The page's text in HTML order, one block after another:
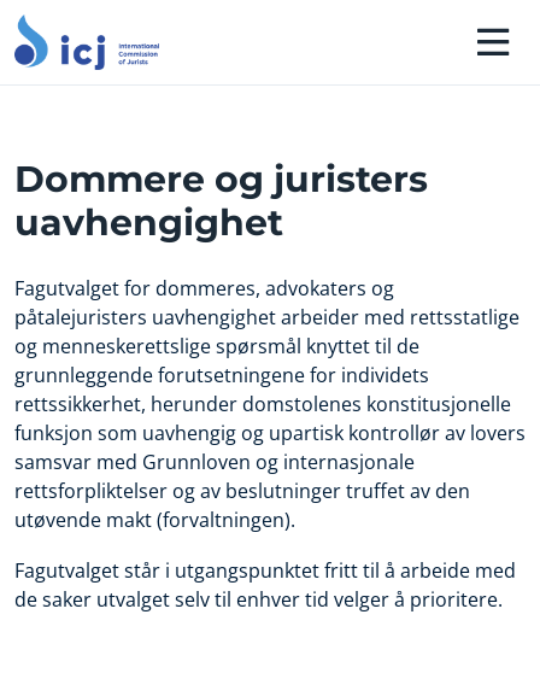
Dommere og juristers
uavhengighet
Fagutvalget for dommeres, advokaters og
påtalejuristers uavhengighet arbeider med rettsstatlige
og menneskerettslige spørsmål knyttet til de
grunnleggende forutsetningene for individets
rettssikkerhet, herunder domstolenes konstitusjonelle
funksjon som uavhengig og upartisk kontrollør av lovers
samsvar med Grunnloven og internasjonale
rettsforpliktelser og av beslutninger truffet av den
utøvende makt (forvaltningen).
Fagutvalget står i utgangspunktet fritt til å arbeide med
de saker utvalget selv til enhver tid velger å prioritere.